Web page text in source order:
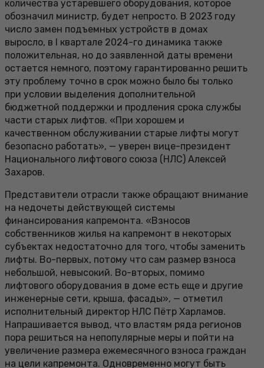
количества устаревшего оборудования, которое
обозначил министр, будет непросто. В 2023 году
число замен подъемных устройств в домах
выросло, в I квартале 2024-го динамика также
положительная, но до заявленной даты времени
остается немного, поэтому гарантированно решить
эту проблему точно в срок можно было бы только
при условии выделения дополнительной
бюджетной поддержки и продления срока службы
части старых лифтов. «При хорошем и
качественном обслуживании старые лифты могут
безопасно работать», — уверен вице-президент
Национального лифтового союза (НЛС) Алексей
Захаров.
Представители отрасли также обращают внимание
на недочеты действующей системы
финансирования капремонта. «Взносов
собственников жилья на капремонт в некоторых
субъектах недостаточно для того, чтобы заменить
лифты. Во-первых, потому что сам размер взноса
небольшой, невысокий. Во-вторых, помимо
лифтового оборудования в доме есть еще и другие
инженерные сети, крыша, фасады», — отметил
исполнительный директор НЛС Пётр Харламов.
Напрашивается вывод, что властям ряда регионов
пора решиться на непопулярные меры и пойти на
увеличение размера ежемесячного взноса граждан
на цели капремонта. Одновременно могут быть